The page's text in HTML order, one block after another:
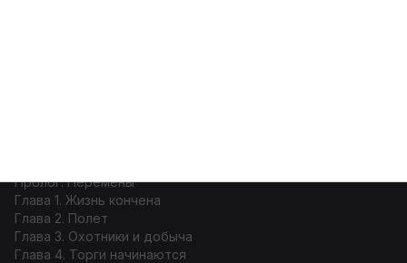
Пролог. Перемены
Глава 1. Жизнь кончена
Глава 2. Полет
Глава 3. Охотники и добыча
Глава 4. Торги начинаются